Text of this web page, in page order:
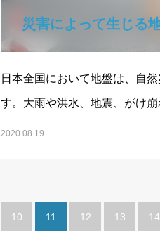
災害によって生じる
日本全国において地盤は、自
す。大雨や洪水、地震、がけ
ば影響を受けることになるの
2020.08.19
10 11 12 13 14